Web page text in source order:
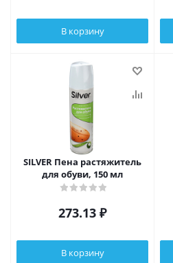
В корзину
SILVER Пена растяжитель
для обуви, 150 мл
273.13 ₽
В корзину